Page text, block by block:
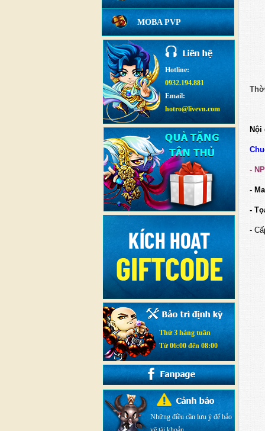
MOBA PVP
Hotline:
0932.194.881
Email:
hotro@livevn.com
Thứ 3 hàng tuần
Từ 06:00 đến 08:00
Những điều cần lưu ý để bảo
Nội
-
-
-
-